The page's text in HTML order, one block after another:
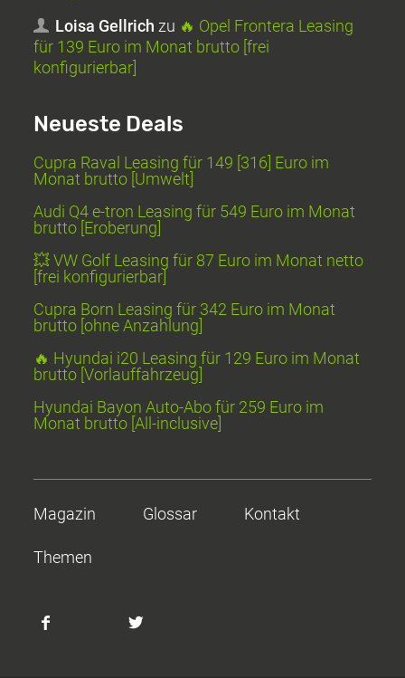
Loisa Gellrich zu 🔥 Opel Frontera Leasing
für 139 Euro im Monat brutto [frei
konfigurierbar]
Neueste Deals
Cupra Raval Leasing für 149 [316] Euro im
Monat brutto [Umwelt]
Audi Q4 e-tron Leasing für 549 Euro im Monat
brutto [Eroberung]
💥 VW Golf Leasing für 87 Euro im Monat netto
[frei konfigurierbar]
Cupra Born Leasing für 342 Euro im Monat
brutto [ohne Anzahlung]
🔥 Hyundai i20 Leasing für 129 Euro im Monat
brutto [Vorlauffahrzeug]
Hyundai Bayon Auto-Abo für 259 Euro im
Monat brutto [All-inclusive]
Magazin Glossar Kontakt
Themen